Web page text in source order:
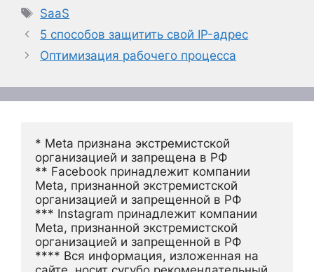
Метки
SaaS
5 способов защитить свой IP-адрес
Оптимизация рабочего процесса
* Meta признана экстремистской
организацией и запрещена в РФ
** Facebook принадлежит компании
Meta, признанной экстремистской
организацией и запрещенной в РФ
*** Instagram принадлежит компании
Meta, признанной экстремистской
организацией и запрещенной в РФ
**** Вся информация, изложенная на